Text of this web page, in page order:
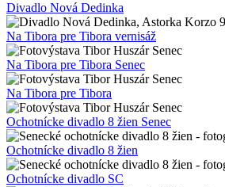
Divadlo Nová Dedinka
Na Tibora pre Tibora vernisáž
Na Tibora pre Tibora Senec
Na Tibora pre Tibora
Ochotnícke divadlo 8 žien Senec
Ochotnícke divadlo 8 žien
Ochotnícke divadlo SC